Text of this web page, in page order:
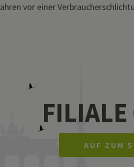
vor einer
FILIALE
AUF ZUM